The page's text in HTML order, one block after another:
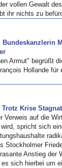
vollen Gewalt
ihr nichts zu
Bundeskanzlerin
Armut" begrüßt
Hollande
Krise
Verweis auf die
spricht sich
Stockholmer
Anstieg der
sich hierbei um